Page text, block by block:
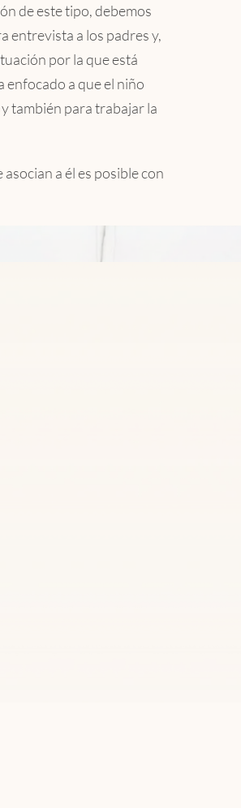
de este tipo, debemos
entrevista a los padres y,
por la que está
enfocado a que el niño
también para trabajar la
a él es posible con